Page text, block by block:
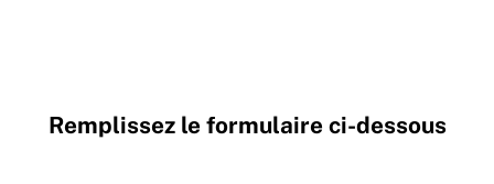
Remplissez le formulaire ci-dessous